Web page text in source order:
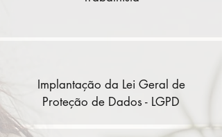
Implantação da Lei Geral de
Proteção de Dados - LGPD